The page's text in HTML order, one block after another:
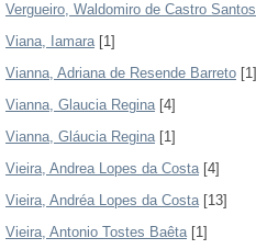
Vergueiro, Waldomiro de Castro Santos
Viana, Iamara[1]
Vianna, Adriana de Resende Barreto [1]
Vianna, Glaucia Regina[4]
Vianna, Gláucia Regina[1]
Vieira, Andrea Lopes da Costa[4]
Vieira, Andréa Lopes da Costa[13]
Vieira, Antonio Tostes Baêta[1]